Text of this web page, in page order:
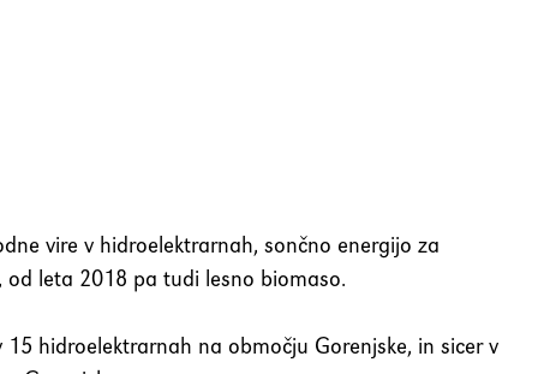
vire v hidroelektrarnah, sončno energijo za
od leta 2018 pa tudi lesno biomaso.
hidroelektrarnah na območju Gorenjske, in sicer v